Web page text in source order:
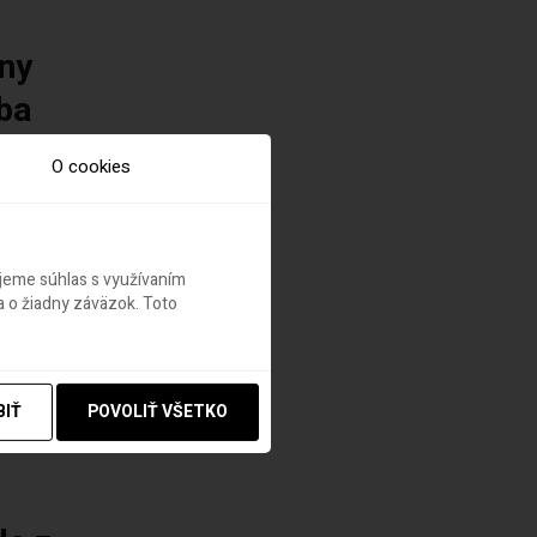
že
O cookies
súhlas s využívaním
žiadny záväzok. Toto
POVOLIŤ VŠETKO